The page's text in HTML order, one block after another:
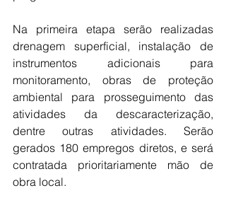
Na primeira etapa serão realizadas
drenagem superficial, instalação de
instrumentos adicionais para
monitoramento, obras de proteção
ambiental para prosseguimento das
atividades da descaracterização,
dentre outras atividades. Serão
gerados 180 empregos diretos, e será
contratada prioritariamente mão de
obra local.